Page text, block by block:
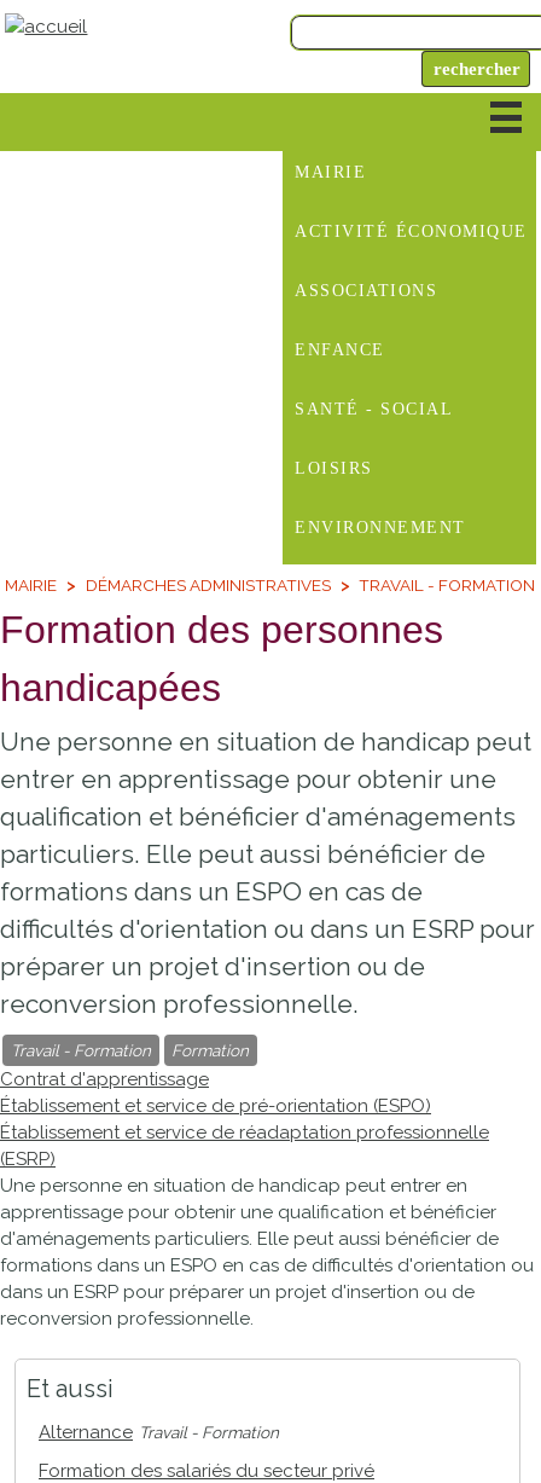
MAIRIE
ACTIVITÉ ÉCONOMIQUE
ASSOCIATIONS
ENFANCE
SANTÉ - SOCIAL
LOISIRS
ENVIRONNEMENT
MAIRIE DÉMARCHES ADMINISTRATIVES TRAVAIL - FORMATION
Formation des personnes
handicapées
Une personne en situation de handicap peut
entrer en apprentissage pour obtenir une
qualification et bénéficier d'aménagements
particuliers. Elle peut aussi bénéficier de
formations dans un ESPO en cas de
difficultés d'orientation ou dans un ESRP pour
préparer un projet d'insertion ou de
reconversion professionnelle.
Travail - Formation Formation
Contrat d'apprentissage
Établissement et service de pré-orientation (ESPO)
Établissement et service de réadaptation professionnelle
(ESRP)
Une personne en situation de handicap peut entrer en
apprentissage pour obtenir une qualification et bénéficier
d'aménagements particuliers. Elle peut aussi bénéficier de
formations dans un ESPO en cas de difficultés d'orientation ou
dans un ESRP pour préparer un projet d'insertion ou de
reconversion professionnelle.
Et aussi
Alternance Travail - Formation
Formation des salariés du secteur privé